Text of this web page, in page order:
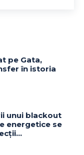
pe Gata,
în istoria
unui blackout
energetice se